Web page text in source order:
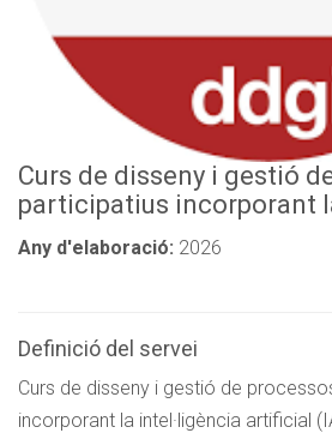
Curs de disseny i gestió
participatius incorporant
Any d'elaboració: 2026
Definició del servei
Curs de disseny i gestió de
incorporant la intel·ligència artificial